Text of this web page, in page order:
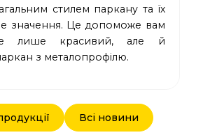
стилем паркану та їх
значення. Це допоможе вам
лише красивий, але й
з металопрофілю.
Всі новини